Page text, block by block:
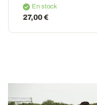
En stock
27,00 €